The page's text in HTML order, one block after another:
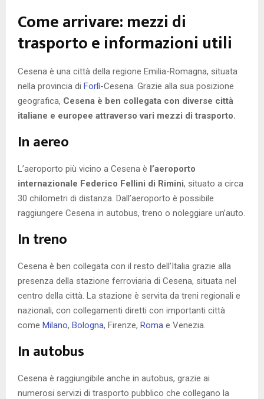
Come arrivare: mezzi di
trasporto e informazioni utili
Cesena è una città della regione Emilia-Romagna, situata
nella provincia di Forlì-Cesena. Grazie alla sua posizione
geografica, Cesena è ben collegata con diverse città
italiane e europee attraverso vari mezzi di trasporto.
In aereo
L’aeroporto più vicino a Cesena è l’aeroporto
internazionale Federico Fellini di Rimini, situato a circa
30 chilometri di distanza. Dall’aeroporto è possibile
raggiungere Cesena in autobus, treno o noleggiare un’auto.
In treno
Cesena è ben collegata con il resto dell’Italia grazie alla
presenza della stazione ferroviaria di Cesena, situata nel
centro della città. La stazione è servita da treni regionali e
nazionali, con collegamenti diretti con importanti città
come Milano, Bologna, Firenze, Roma e Venezia.
In autobus
Cesena è raggiungibile anche in autobus, grazie ai
numerosi servizi di trasporto pubblico che collegano la